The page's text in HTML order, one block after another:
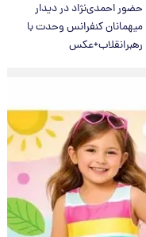
حضور احمدی‌نژاد در دیدار
میهمانان کنفرانس وحدت با
رهبرانقلاب+عکس